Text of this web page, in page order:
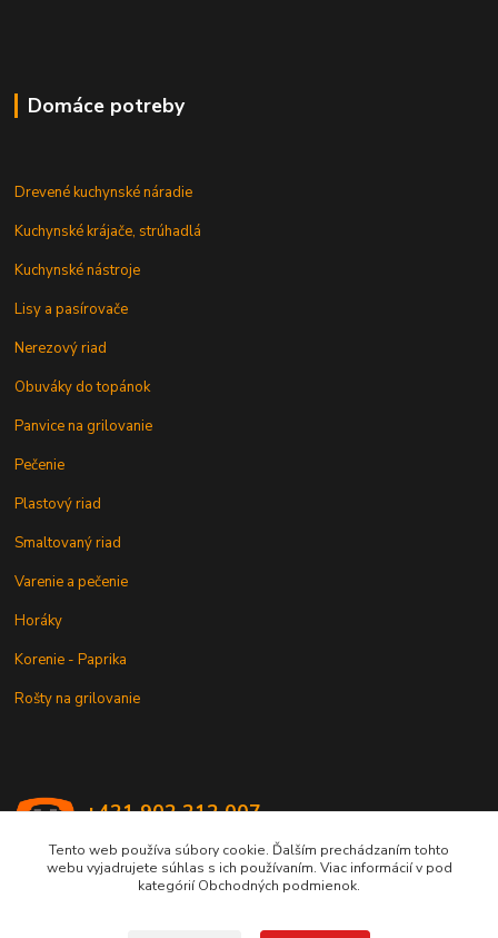
Domáce potreby
Drevené kuchynské náradie
Kuchynské krájače, strúhadlá
Kuchynské nástroje
Lisy a pasírovače
Nerezový riad
Obuváky do topánok
Panvice na grilovanie
Pečenie
Plastový riad
Smaltovaný riad
Varenie a pečenie
Horáky
Korenie - Paprika
Rošty na grilovanie
+421 902 212 007
Tento web používa súbory cookie. Ďalším prechádzaním tohto
webu vyjadrujete súhlas s ich používaním. Viac informácií v pod
kategórií Obchodných podmienok.